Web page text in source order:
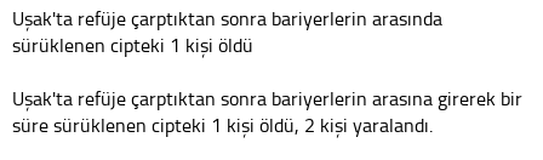
Uşak'ta refüje çarptıktan sonra bariyerlerin arasında
sürüklenen cipteki 1 kişi öldü
Uşak'ta refüje çarptıktan sonra bariyerlerin arasına girerek bir
süre sürüklenen cipteki 1 kişi öldü, 2 kişi yaralandı.